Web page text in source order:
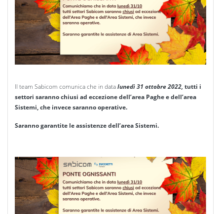
Il team Sabicom comunica che in datalunedì 31 ottobre 2022, tutti i
settori saranno chiusi ad eccezione dell’area Paghe e dell’area
Sistemi, che invece saranno operative.
Saranno garantite le assistenze dell’area Sistemi.